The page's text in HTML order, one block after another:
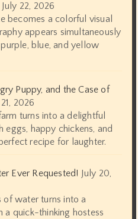
July 22, 2026
becomes a colorful visual
appears simultaneously
blue, and yellow
Puppy, and the Case of
2026
turns into a delightful
eggs, happy chickens, and
recipe for laughter.
Ever Requested! July 20,
of water turns into a
a quick-thinking hostess